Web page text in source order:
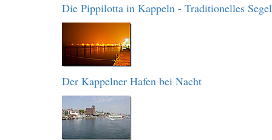
Die Pippilotta in Kappeln - Traditionelles
Der Kappelner Hafen bei Nacht